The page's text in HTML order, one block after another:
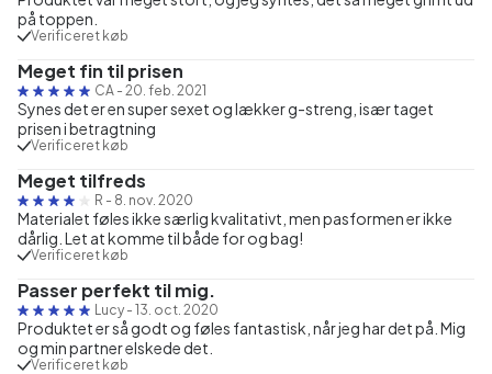
på toppen.
Verificeret køb
Meget fin til prisen
CA - 20. feb. 2021
Synes det er en super sexet og lækker g-streng, især taget
prisen i betragtning
Verificeret køb
Meget tilfreds
R - 8. nov. 2020
Materialet føles ikke særlig kvalitativt, men pasformen er ikke
dårlig. Let at komme til både for og bag!
Verificeret køb
Passer perfekt til mig.
Lucy - 13. oct. 2020
Produktet er så godt og føles fantastisk, når jeg har det på. Mig
og min partner elskede det.
Verificeret køb